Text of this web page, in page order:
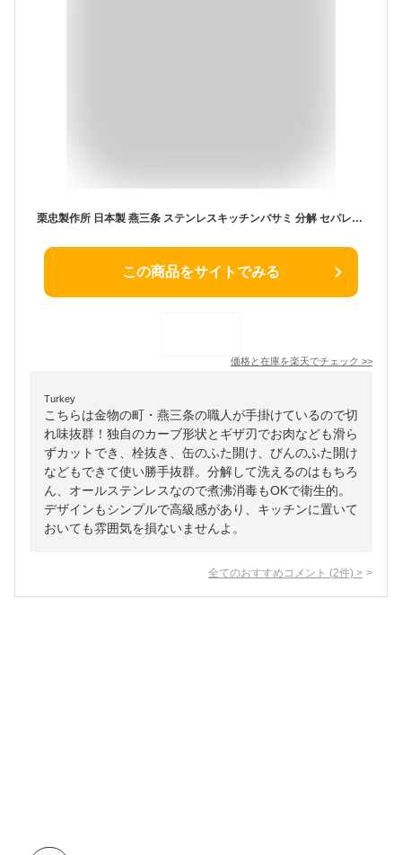
栗忠製作所 日本製 燕三条 ステンレスキッチンバサミ 分解 セパレート 取り外し式 蓋開け 缶開け 多機能 お手入れ簡単 洗いやすい キッチンバサミ キッチンハサミ キッチンはさみ キッチン鋏 ハサミ【送料無料】
この商品をサイトでみる
価格と在庫を楽天でチェック >>
Turkey
こちらは金物の町・燕三条の職人が手掛けているので切
れ味抜群！独自のカーブ形状とギザ刃でお肉なども滑ら
ずカットでき、栓抜き、缶のふた開け、びんのふた開け
などもできて使い勝手抜群。分解して洗えるのはもちろ
ん、オールステンレスなので煮沸消毒もOKで衛生的。
デザインもシンプルで高級感があり、キッチンに置いて
おいても雰囲気を損ないませんよ。
全てのおすすめコメント (2件) >